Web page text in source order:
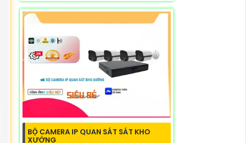
BỘ CAMERA IP QUAN SÁT SÁT KHO
XƯỞNG